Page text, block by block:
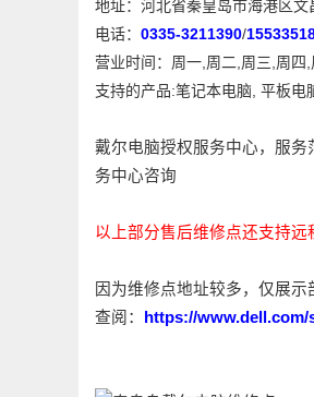
地址：河北省秦皇岛市海港区
电话： 0335-3211390/
营业时间：周一,周二,周三,周
支持的产品:笔记本电脑, 平板电
戴尔电脑授权服务中心，服
务中心咨询
以上部分售后维修点还支持远
因为维修点地址较多，仅展
查阅：
https://